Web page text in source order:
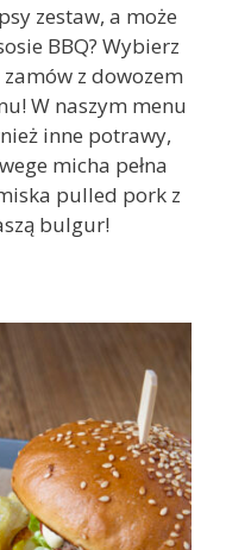
zestaw, a może
BBQ? Wybierz
z dowozem
W naszym menu
inne potrawy,
micha pełna
pulled pork z
bulgur!